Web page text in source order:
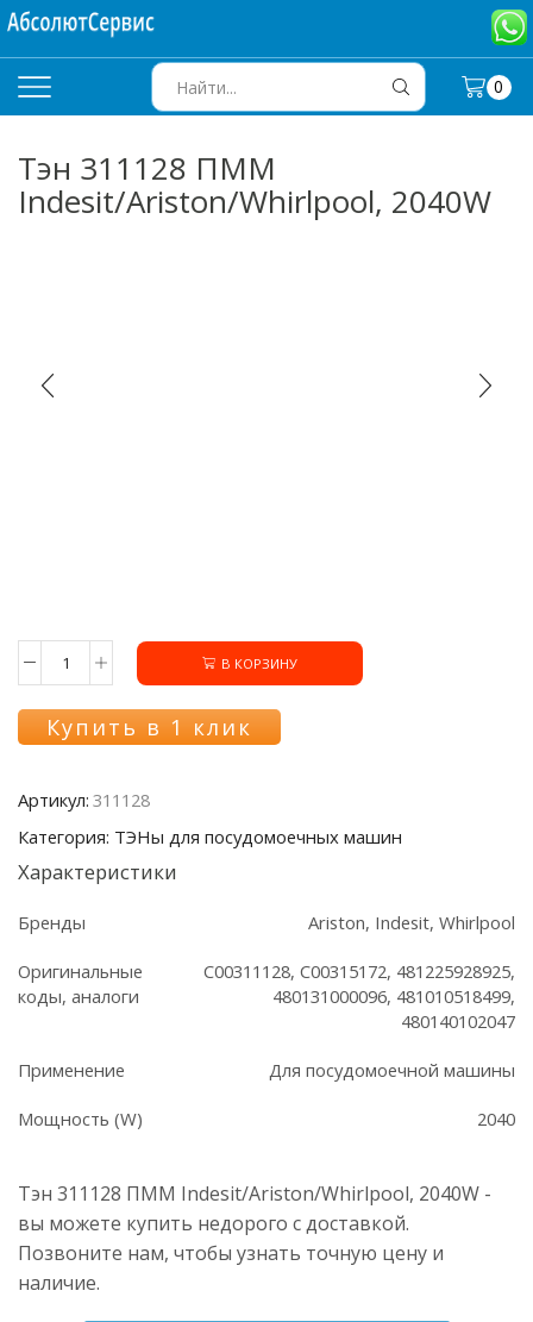
INPUT
0
Тэн 311128 ПММ
Indesit/Ariston/Whirlpool, 2040W
Количество
Тэн
311128
2040W
В КОРЗИНУ
Купить в 1 клик
Артикул: 311128
Категория: ТЭНы для посудомоечных машин
Характеристики
Бренды Ariston, Indesit, Whirlpool
Оригинальные
коды, аналоги
C00311128, C00315172, 481225928925,
480131000096, 481010518499,
480140102047
Применение Для посудомоечной машины
Мощность (W) 2040
Тэн 311128 ПММ Indesit/Ariston/Whirlpool, 2040W -
вы можете купить недорого с доставкой.
Позвоните нам, чтобы узнать точную цену и
наличие.